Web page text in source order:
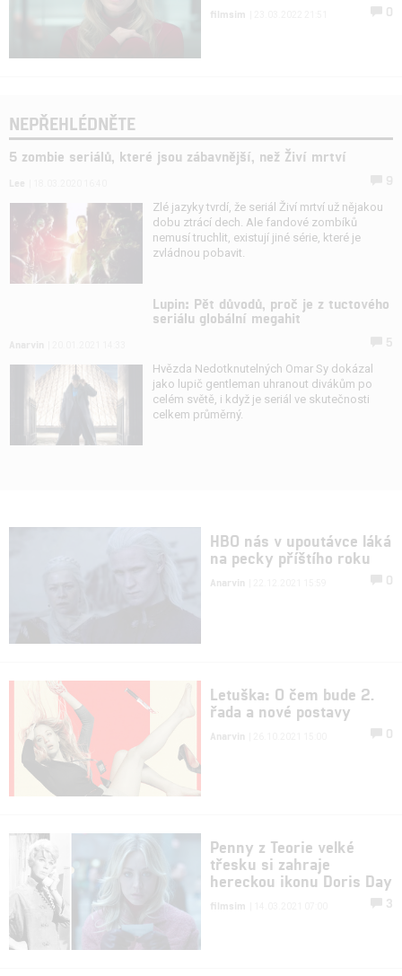
filmsim 0
NEPŘEHLÉDNĚTE
5 zombie seriálů, které jsou zábavnější, než Živí mrtví
Zlé jazyky tvrdí, že seriál Živí mrtví už nějakou
dobu ztrácí dech. Ale fandové zombíků
nemusí truchlit, existují jiné série, které je
zvládnou pobavit.
Lupin: Pět důvodů, proč je z tuctového
seriálu globální megahit
Hvězda Nedotknutelných Omar Sy dokázal
jako lupič gentleman uhranout divákům po
celém světě, i když je seriál ve skutečnosti
celkem průměrný.
HBO nás v upoutávce láká
na pecky příštího roku
Anarvin 0
Letuška: O čem bude 2.
řada a nové postavy
Anarvin 0
Penny z Teorie velké
třesku si zahraje
hereckou ikonu Doris Day
filmsim 3